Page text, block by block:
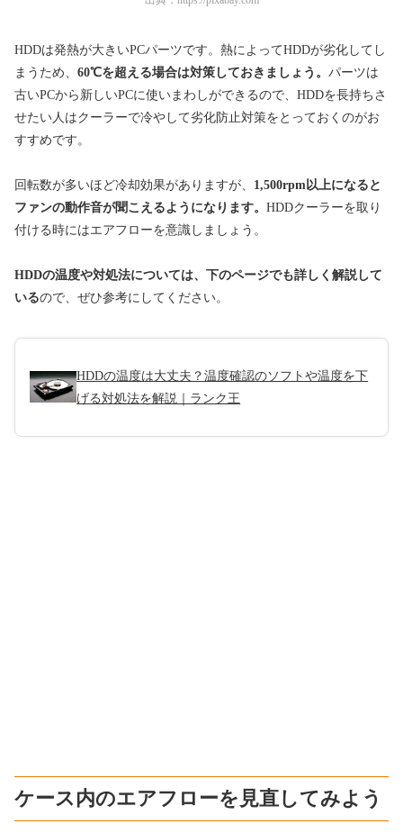
HDDは発熱が大きいPCパーツです。熱によってHDDが劣化してし
まうため、 60℃を超える場合は対策しておきましょう。 パーツは
古いPCから新しいPCに使いまわしができるので、HDDを長持ちさ
せたい人はクーラーで冷やして劣化防止対策をとっておくのがお
すすめです。
回転数が多いほど冷却効果がありますが、 1,500rpm以上になると
ファンの動作音が聞こえるようになります。 HDDクーラーを取り
付ける時にはエアフローを意識しましょう。
HDDの温度や対処法については、下のページでも詳しく解説して
いるので、ぜひ参考にしてください。
HDDの温度は大丈夫？温度確認のソフトや温度を下
げる対処法を解説｜ランク王
ケース内のエアフローを見直してみよう